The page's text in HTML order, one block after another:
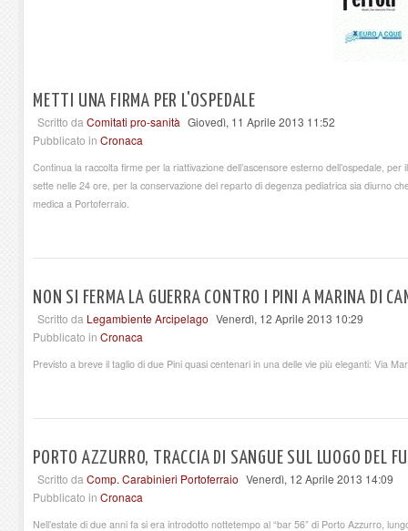
METTI UNA FIRMA PER L'OSPEDALE
Scritto da Comitati pro-sanità Giovedì, 11 Aprile 2013 11:52
Pubblicato in Cronaca
Continua la raccolta firme per la riattivazione dell’ascensore esterno dell’ospedale,
sette nelle 24 ore, per la conservazione del reparto di degenza pediatrica sia diurno
medica a Portoferraio.
NON SI FERMA LA GUERRA CONTRO I PINI A MARINA DI
Scritto da Legambiente Arcipelago Venerdì, 12 Aprile 2013 10:29
Pubblicato in Cronaca
Previsto a breve il taglio di due Pini quasi centenari in una delle vie più eleganti: Via
PORTO AZZURRO, TRACCIA DI SANGUE SUL LUOGO DEL
Scritto da Comp. Carabinieri Portoferraio Venerdì, 12 Aprile 2013 14:09
Pubblicato in Cronaca
Nell’estate di due anni fa si era introdotto nottetempo al “bar 56” di Porto Azzurro,